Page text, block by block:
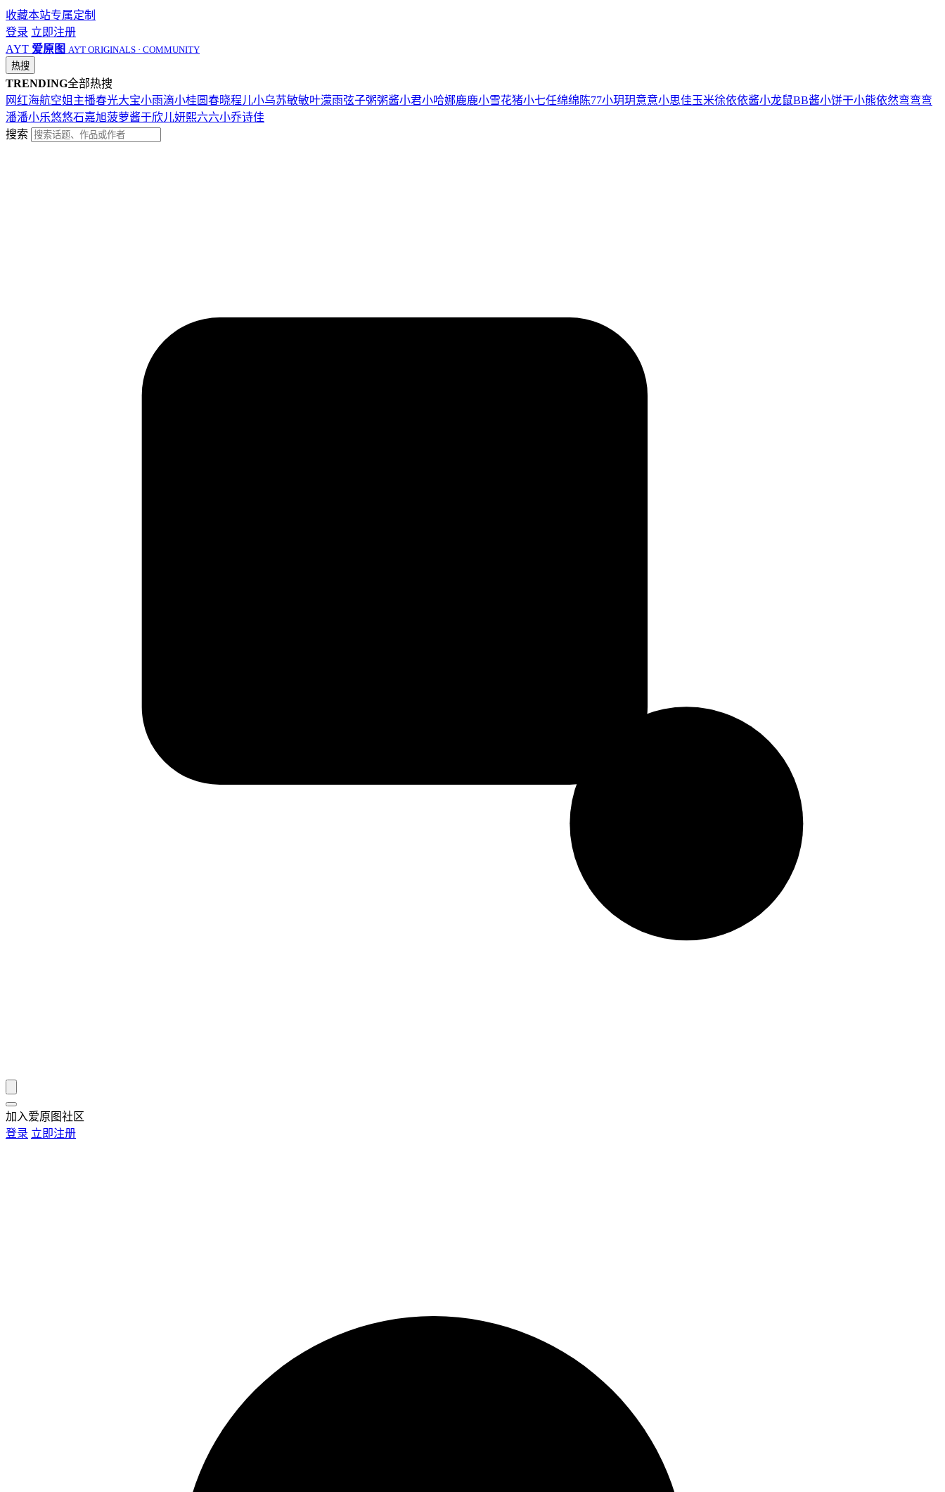
收藏本站专属定制
登录 立即注册
AYT 爱原图 AYT ORIGINALS · COMMUNITY
热搜
TRENDING全部热搜
网红海航空姐 主播春光大宝小雨滴小桂圆春晓程儿小乌苏敏敏叶濛雨弦子粥粥酱小君小哈娜鹿鹿小雪花猪小七任绵绵 陈77小玥玥意意小思佳玉米徐依依酱小龙鼠BB酱小饼干小熊依然弯弯弯
潘潘小乐悠悠石嘉旭菠萝酱于欣儿妍熙六六小乔诗佳
搜索
加入爱原图社区
登录 立即注册